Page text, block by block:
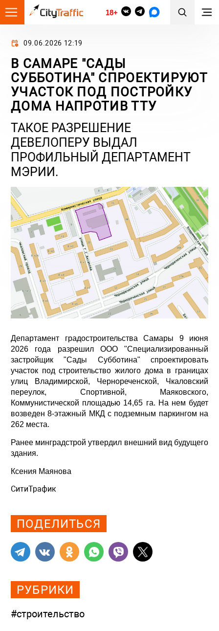
18+
09.06.2026 12:19
В САМАРЕ "САДЫ
СУББОТИНА" СПРОЕКТИРУЮТ
УЧАСТОК ПОД ПОСТРОЙКУ
ДОМА НАПРОТИВ ТТУ
ТАКОЕ РАЗРЕШЕНИЕ
ДЕВЕЛОПЕРУ ВЫДАЛ
ПРОФИЛЬНЫЙ ДЕПАРТАМЕНТ
МЭРИИ.
Департамент градостроительства Самары 9 июня
2026 года разрешил ООО "Специализированный
застройщик "Сады Субботина" спроектировать
участок под строительство жилого дома в границах
улиц Владимирской, Чернореченской, Чкаловский
переулок, Спортивной, Маяковского,
Коммунистической площадью 14,65 га. На нем будет
возведен 8-этажный МКД с подземным паркингом на
262 места.
Ранее минградстрой утвердил внешний вид будущего
здания.
Ксения Маянова
СитиТрафик
ПОДЕЛИТЬСЯ
РУБРИКИ
#строительство